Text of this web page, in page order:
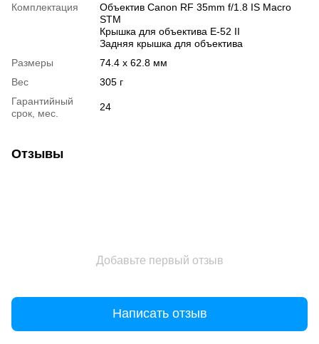
Комплектация
Объектив Canon RF 35mm f/1.8 IS Macro
STM
Крышка для объектива E-52 II
Задняя крышка для объектива
Размеры
74.4 x 62.8 мм
Вес
305 г
Гарантийный
срок, мес.
24
Отзывы
Добавьте первый отзыв
Написать отзыв